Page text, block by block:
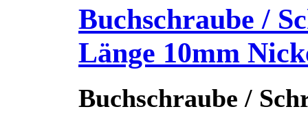
Buchschraube /
Länge 10mm
Buchschraube /